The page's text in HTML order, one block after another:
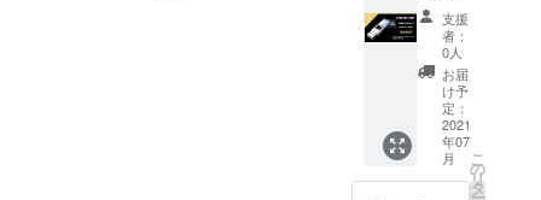
入によ
り量産
効率が
向上し
た場
合、正
規販売
価格が
販売予
定価格
25％off
】
USBtou
ch×１
USBtou
ch 1つ
［一般
販売予
定価格
12,000
支援
者：
0人
お届
け予
定：
2021
年07
月
こ
の
リ
タ